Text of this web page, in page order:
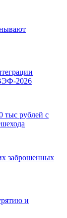
2026
тыс рублей с
заброшенных
и